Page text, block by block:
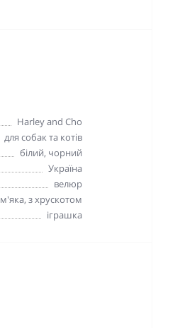
Harley and Cho
для собак та котів
білий, чорний
Україна
велюр
м'яка, з хрускотом
іграшка